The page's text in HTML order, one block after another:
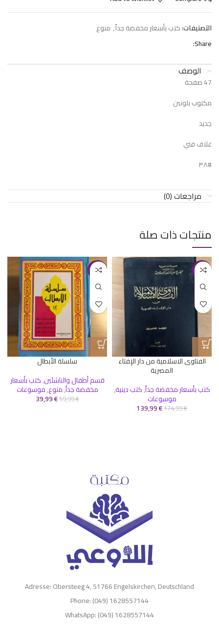
التصنيفات:كتب بأسعار مخفضة جداً, منوع
Share:
الوصف
47 صفحة
مكتوب بلونين
جديد
غلاف فني
#٣٨
مراجعات (0)
منتجات ذات صلة
-20%
الفتاوى الاسلامية من دار الإفتاء
المصرية
كتب بأسعار مخفضة جداً,كتب دينية,
موسوعات
174,99€
139,99€
-33%
سلسلة الأبطال
قسم أطفال والناشئين,كتب بأسعار
مخفضة جداً,منوع,موسوعات
59,99€
39,99€
Adresse: Obersteeg 4, 51766 Engelskirchen, Deutschland
Phone: (049) 1628557144
WhatsApp: (049) 1628557144